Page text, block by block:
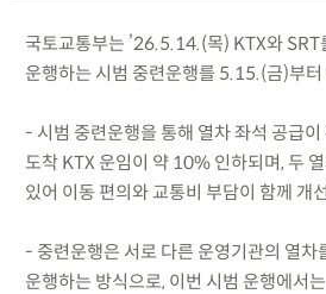
국토교통부는 ’26.5.14.(목) KTX와 SRT
운행하는 시범 중련운행를 5.15.(금)부
- 시범 중련운행을 통해 열차 좌석 공급이
도착 KTX 운임이 약 10% 인하되며, 두
있어 이동 편의와 교통비 부담이 함께 개
- 중련운행은 서로 다른 운영기관의 열차
운행하는 방식으로, 이번 시범 운행에서